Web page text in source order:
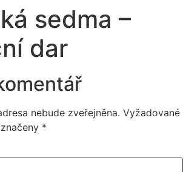
sedma –
dar
nebude zveřejněna. Vyžadované
*